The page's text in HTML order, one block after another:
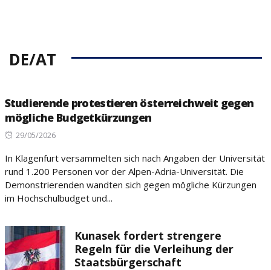
DE/AT
Studierende protestieren österreichweit gegen
mögliche Budgetkürzungen
Posted
29/05/2026
In Klagenfurt versammelten sich nach Angaben der Universität
rund 1.200 Personen vor der Alpen-Adria-Universität. Die
Demonstrierenden wandten sich gegen mögliche Kürzungen
im Hochschulbudget und...
Kunasek fordert strengere
Regeln für die Verleihung der
Staatsbürgerschaft